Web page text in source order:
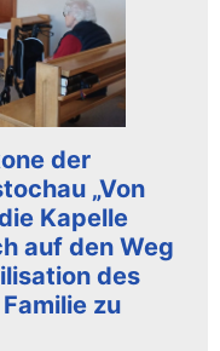
der
„Von
Kapelle
auf den Weg
des
zu